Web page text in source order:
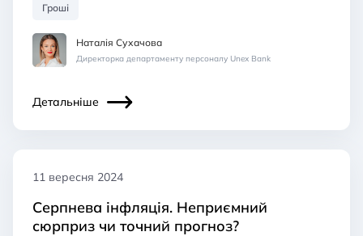
Гроші
Наталія Сухачова
Директорка департаменту персоналу Unex Bank
Детальніше
11 вересня 2024
Серпнева інфляція. Неприємний
сюрприз чи точний прогноз?